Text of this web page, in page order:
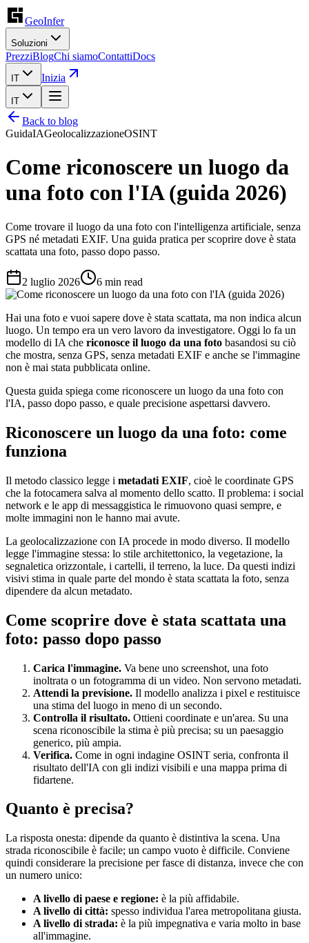
GeoInfer
Soluzioni
PrezziBlogChi siamoContattiDocs
IT Inizia
IT
Back to blog
GuidaIAGeolocalizzazioneOSINT
Come riconoscere un luogo da
una foto con l'IA (guida 2026)
Come trovare il luogo da una foto con l'intelligenza artificiale, senza
GPS né metadati EXIF. Una guida pratica per scoprire dove è stata
scattata una foto, passo dopo passo.
2 luglio 2026 6 min read
Hai una foto e vuoi sapere dove è stata scattata, ma non indica alcun
luogo. Un tempo era un vero lavoro da investigatore. Oggi lo fa un
modello di IA che riconosce il luogo da una foto basandosi su ciò
che mostra, senza GPS, senza metadati EXIF e anche se l'immagine
non è mai stata pubblicata online.
Questa guida spiega come riconoscere un luogo da una foto con
l'IA, passo dopo passo, e quale precisione aspettarsi davvero.
Riconoscere un luogo da una foto: come
funziona
Il metodo classico legge i metadati EXIF, cioè le coordinate GPS
che la fotocamera salva al momento dello scatto. Il problema: i social
network e le app di messaggistica le rimuovono quasi sempre, e
molte immagini non le hanno mai avute.
La geolocalizzazione con IA procede in modo diverso. Il modello
legge l'immagine stessa: lo stile architettonico, la vegetazione, la
segnaletica orizzontale, i cartelli, il terreno, la luce. Da questi indizi
visivi stima in quale parte del mondo è stata scattata la foto, senza
dipendere da alcun metadato.
Come scoprire dove è stata scattata una
foto: passo dopo passo
Carica l'immagine. Va bene uno screenshot, una foto
inoltrata o un fotogramma di un video. Non servono metadati.
Attendi la previsione. Il modello analizza i pixel e restituisce
una stima del luogo in meno di un secondo.
Controlla il risultato. Ottieni coordinate e un'area. Su una
scena riconoscibile la stima è più precisa; su un paesaggio
generico, più ampia.
Verifica. Come in ogni indagine OSINT seria, confronta il
risultato dell'IA con gli indizi visibili e una mappa prima di
fidartene.
Quanto è precisa?
La risposta onesta: dipende da quanto è distintiva la scena. Una
strada riconoscibile è facile; un campo vuoto è difficile. Conviene
quindi considerare la precisione per fasce di distanza, invece che con
un numero unico:
A livello di paese e regione: è la più affidabile.
A livello di città: spesso individua l'area metropolitana giusta.
A livello di strada: è la più impegnativa e varia molto in base
all'immagine.